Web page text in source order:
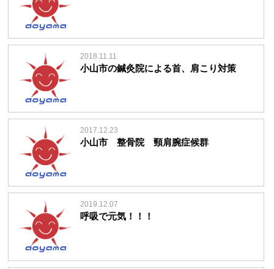
2018.11.11
小山市の鍼灸院による首、肩こり対策
2017.12.23
小山市 整骨院 頸肩腕症候群
2019.12.07
呼吸で元気！！！